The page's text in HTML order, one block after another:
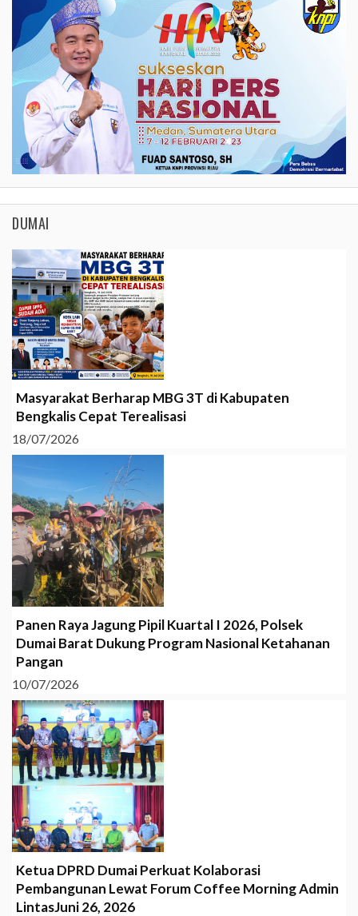
DUMAI
Masyarakat Berharap MBG 3T di Kabupaten
Bengkalis Cepat Terealisasi
18/07/2026
Panen Raya Jagung Pipil Kuartal I 2026, Polsek
Dumai Barat Dukung Program Nasional Ketahanan
Pangan
10/07/2026
Ketua DPRD Dumai Perkuat Kolaborasi
Pembangunan Lewat Forum Coffee Morning Admin
LintasJuni 26, 2026